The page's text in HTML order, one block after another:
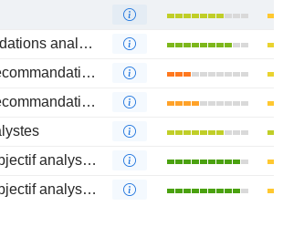
analystes
analystes 1 an
analystes 4 mois
analystes 1 an
analystes 4 mois